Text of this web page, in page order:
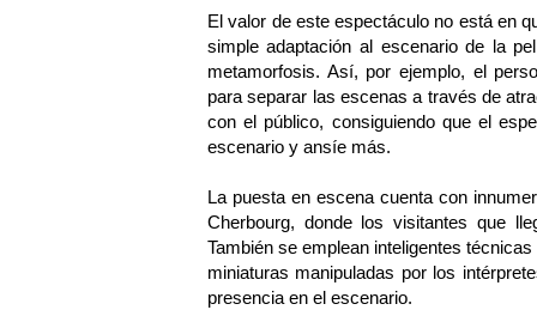
El valor de este espectáculo no está en
simple adaptación al escenario de la
metamorfosis. Así, por ejemplo, el
para separar las escenas a través de
con el público, consiguiendo que el
escenario y ansíe más.
La puesta en escena cuenta con
Cherbourg, donde los visitantes que
También se emplean inteligentes
miniaturas manipuladas por los
presencia en el escenario.